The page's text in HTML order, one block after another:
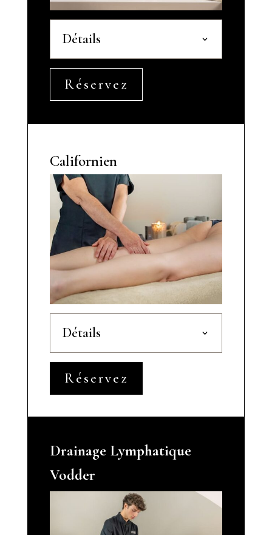
Détails
Réservez
Californien
Détails
Réservez
Drainage Lymphatique
Vodder